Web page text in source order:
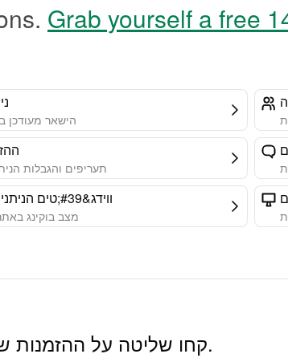
Grab yourself a free
הישאר מעודכן
תעריפים והגבלות
ווידג&#39;טים הניתנים להטמעה
מצב בוקינג
קחו שליטה על ההזמנות שלכם. בנה עסק בבעלותך.